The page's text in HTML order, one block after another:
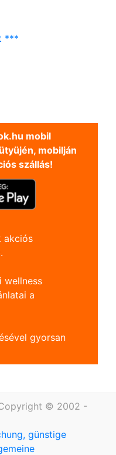
***
mobil
mobilján
szállás!
akciós
wellness
a
gyorsan
© 2002 -
günstige